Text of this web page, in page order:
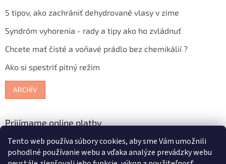
Tento web používa súbory cookies, aby sme Vám umožnili
pohodlné používanie webu a vďaka analýze prevádzky webu
5 tipov, ako zachrániť dehydrované vlasy v zime
Syndróm vyhorenia - rady a tipy ako ho zvládnuť
Chcete mať čisté a voňavé prádlo bez chemikálií ?
Ako si spestriť pitný režim
ARCHÍV
Prijímame online platby